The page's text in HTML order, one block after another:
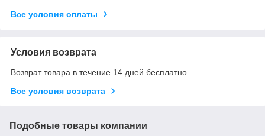
Все условия оплаты
Условия возврата
Возврат товара в течение 14 дней бесплатно
Все условия возврата
Подобные товары компании